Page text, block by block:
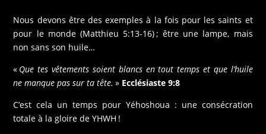
Nous devons être des exemples à la fois pour les saints et
pour le monde (Matthieu 5:13-16) ; être une lampe, mais
non sans son huile…
« Que tes vêtements soient blancs en tout temps et que l’huile
ne manque pas sur ta tête. » Ecclésiaste 9:8
C’est cela un temps pour Yéhoshoua : une consécration
totale à la gloire de YHWH !